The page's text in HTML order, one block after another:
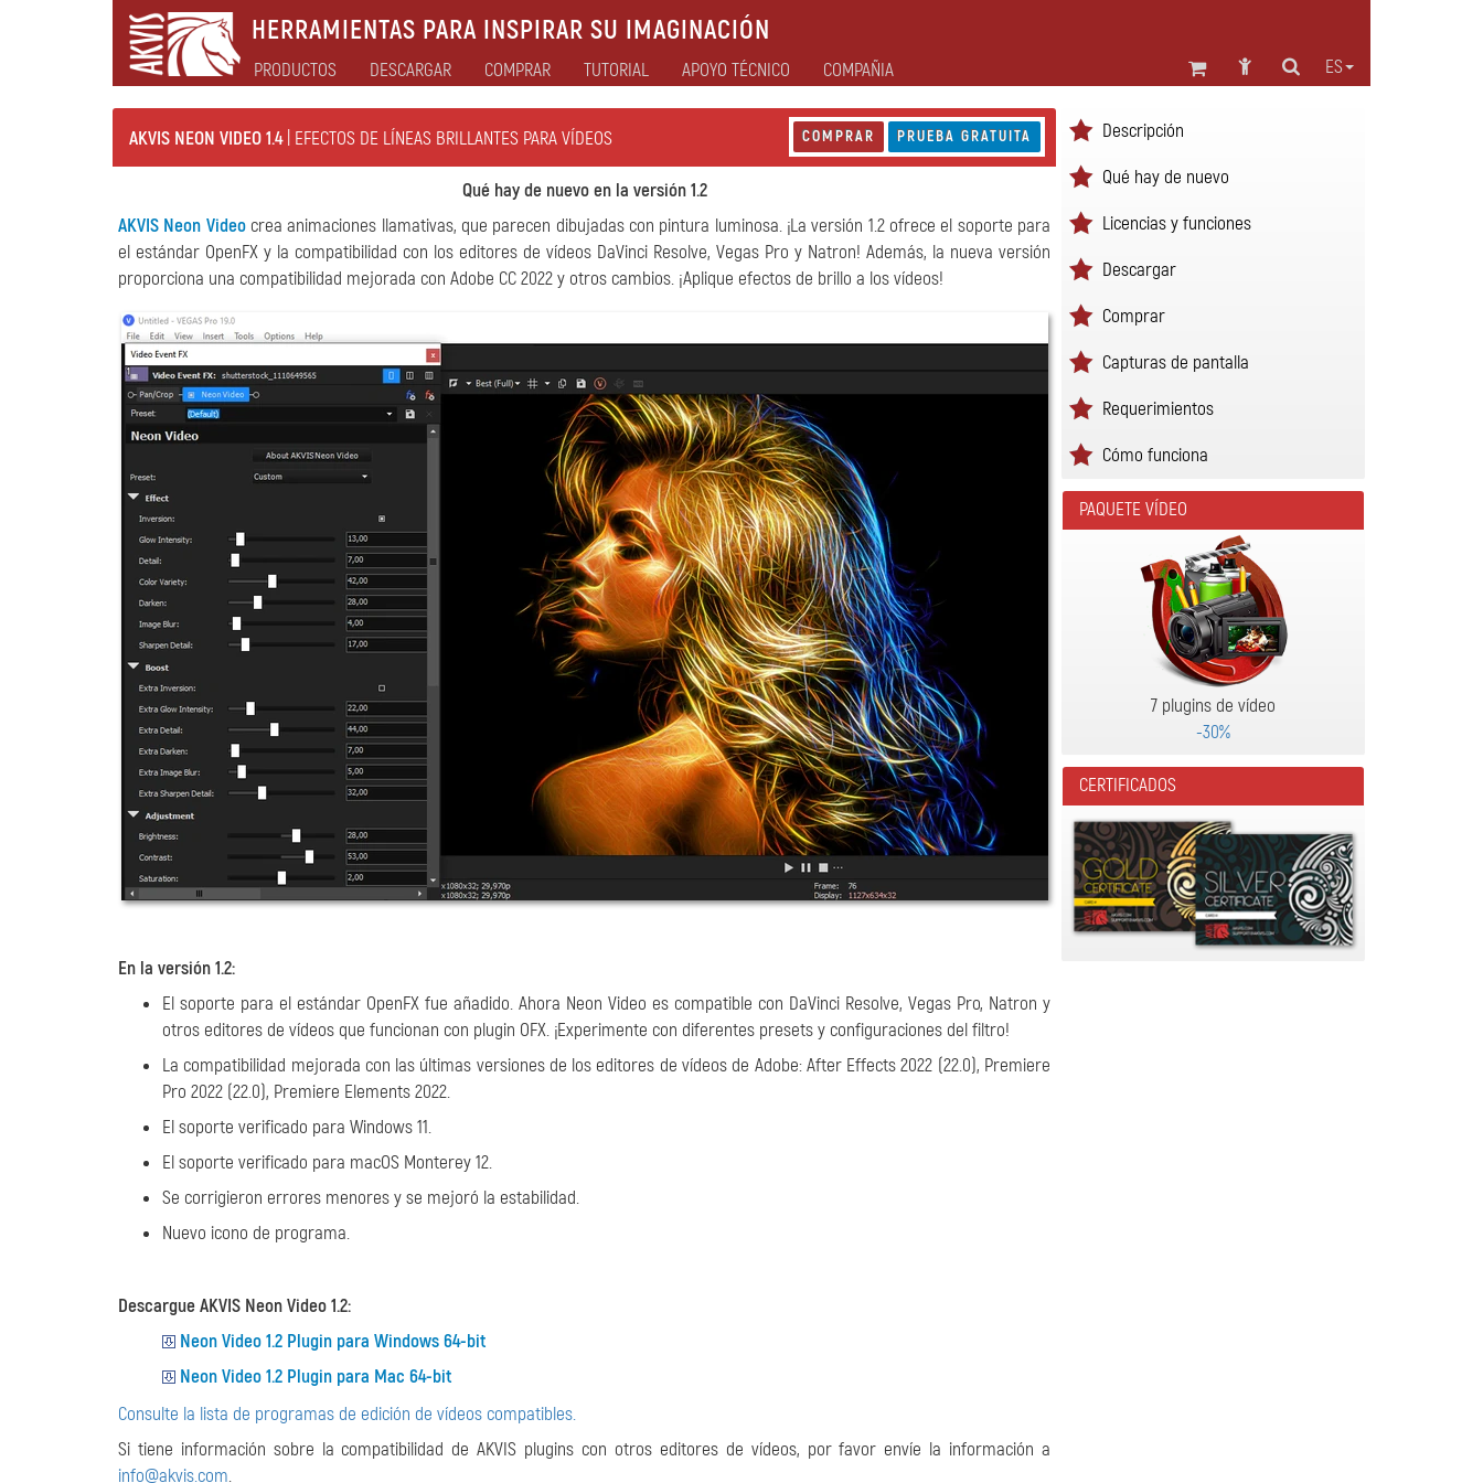
HERRAMIENTAS PARA INSPIRAR SU IMAGINACIÓN
ES
PRODUCTOS DESCARGAR COMPRAR TUTORIAL APOYO TÉCNICO COMPAÑIA
AKVIS NEON VIDEO 1.4| EFECTOS DE LÍNEAS BRILLANTES PARA VÍDEOS COMPRAR PRUEBA GRATUITA
Qué hay de nuevo en la versión 1.2
AKVIS Neon Videocrea animaciones llamativas, que parecen dibujadas con pintura luminosa. ¡La versión 1.2 ofrece el soporte para
el estándar OpenFX y la compatibilidad con los editores de vídeos DaVinci Resolve, Vegas Pro y Natron! Además, la nueva versión
proporciona una compatibilidad mejorada con Adobe CC 2022 y otros cambios. ¡Aplique efectos de brillo a los vídeos!
En la versión 1.2:
El soporte para el estándar OpenFX fue añadido. Ahora Neon Video es compatible con DaVinci Resolve, Vegas Pro, Natron y
otros editores de vídeos que funcionan con plugin OFX. ¡Experimente con diferentes presets y configuraciones del filtro!
La compatibilidad mejorada con las últimas versiones de los editores de vídeos de Adobe: After Effects 2022 (22.0), Premiere
Pro 2022 (22.0), Premiere Elements 2022.
El soporte verificado para Windows 11.
El soporte verificado para macOS Monterey 12.
Se corrigieron errores menores y se mejoró la estabilidad.
Nuevo icono de programa.
Descargue AKVIS Neon Video 1.2:
Neon Video 1.2 Plugin para Windows 64-bit
Neon Video 1.2 Plugin para Mac 64-bit
Consulte la lista de programas de edición de vídeos compatibles.
Si tiene información sobre la compatibilidad de AKVIS plugins con otros editores de vídeos, por favor envíe la información a
info@akvis.com.
Descripción
Qué hay de nuevo
Licencias y funciones
Descargar
Comprar
Capturas de pantalla
Requerimientos
Cómo funciona
PAQUETE VÍDEO
7 plugins de vídeo
-30%
CERTIFICADOS